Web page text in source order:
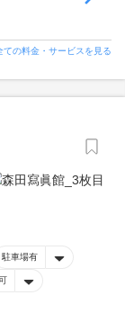
ての料金・サービスを見る
駐車場有